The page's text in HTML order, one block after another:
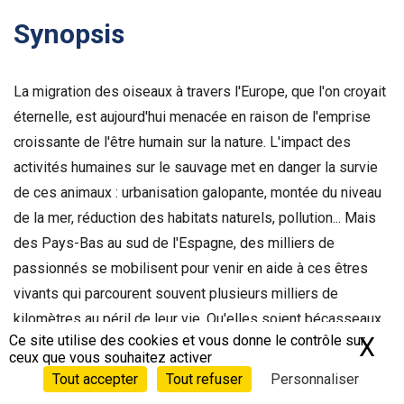
Synopsis
La migration des oiseaux à travers l'Europe, que l'on croyait
éternelle, est aujourd'hui menacée en raison de l'emprise
croissante de l'être humain sur la nature. L'impact des
activités humaines sur le sauvage met en danger la survie
de ces animaux : urbanisation galopante, montée du niveau
de la mer, réduction des habitats naturels, pollution... Mais
des Pays-Bas au sud de l'Espagne, des milliers de
passionnés se mobilisent pour venir en aide à ces êtres
vivants qui parcourent souvent plusieurs milliers de
kilomètres au péril de leur vie. Qu'elles soient bécasseaux,
oies, spatules blanches ou encore petit duc, ces
différentes espèces sont confrontées, tout au long de leur
parcours, à de nombreux défis. Biologistes, écologue, garde
Ce site utilise des cookies et vous donne le contrôle sur
ceux que vous souhaitez activer
Tout accepter
Tout refuser Personnaliser
X